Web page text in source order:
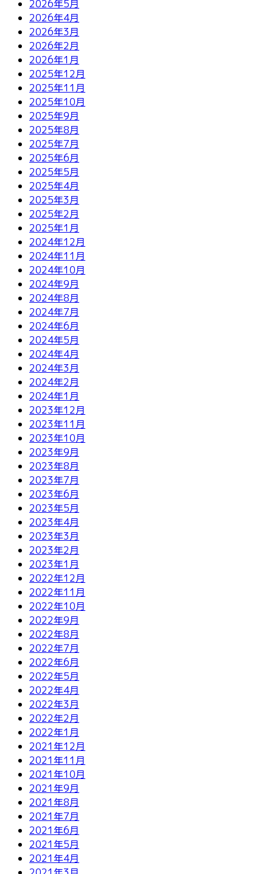
2026年5月
2026年4月
2026年3月
2026年2月
2026年1月
2025年12月
2025年11月
2025年10月
2025年9月
2025年8月
2025年7月
2025年6月
2025年5月
2025年4月
2025年3月
2025年2月
2025年1月
2024年12月
2024年11月
2024年10月
2024年9月
2024年8月
2024年7月
2024年6月
2024年5月
2024年4月
2024年3月
2024年2月
2024年1月
2023年12月
2023年11月
2023年10月
2023年9月
2023年8月
2023年7月
2023年6月
2023年5月
2023年4月
2023年3月
2023年2月
2023年1月
2022年12月
2022年11月
2022年10月
2022年9月
2022年8月
2022年7月
2022年6月
2022年5月
2022年4月
2022年3月
2022年2月
2022年1月
2021年12月
2021年11月
2021年10月
2021年9月
2021年8月
2021年7月
2021年6月
2021年5月
2021年4月